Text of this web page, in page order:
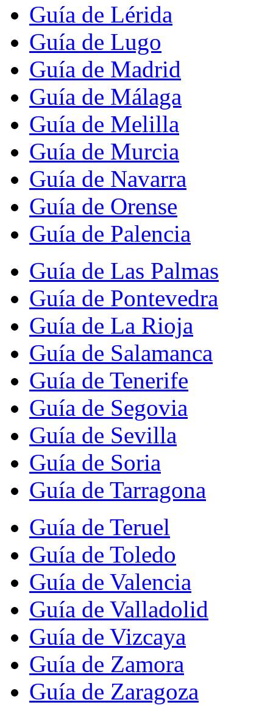
Guía de Lérida
Guía de Lugo
Guía de Madrid
Guía de Málaga
Guía de Melilla
Guía de Murcia
Guía de Navarra
Guía de Orense
Guía de Palencia
Guía de Las Palmas
Guía de Pontevedra
Guía de La Rioja
Guía de Salamanca
Guía de Tenerife
Guía de Segovia
Guía de Sevilla
Guía de Soria
Guía de Tarragona
Guía de Teruel
Guía de Toledo
Guía de Valencia
Guía de Valladolid
Guía de Vizcaya
Guía de Zamora
Guía de Zaragoza